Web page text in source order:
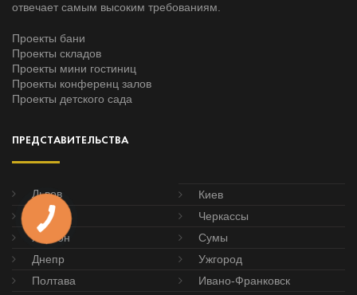
отвечает самым высоким требованиям.
Проекты бани
Проекты складов
Проекты мини гостиниц
Проекты конференц залов
Проекты детского сада
ПРЕДСТАВИТЕЛЬСТВА
Львов
Киев
Одесса
Черкассы
Херсон
Сумы
Днепр
Ужгород
Полтава
Ивано-Франковск